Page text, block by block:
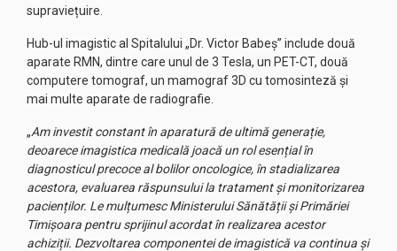
supraviețuire.
Hub-ul imagistic al Spitalului „Dr. Victor Babeș” include două
aparate RMN, dintre care unul de 3 Tesla, un PET-CT, două
computere tomograf, un mamograf 3D cu tomosinteză și
mai multe aparate de radiografie.
„Am investit constant în aparatură de ultimă generație,
deoarece imagistica medicală joacă un rol esențial în
diagnosticul precoce al bolilor oncologice, în stadializarea
acestora, evaluarea răspunsului la tratament și monitorizarea
pacienților. Le mulțumesc Ministerului Sănătății și Primăriei
Timișoara pentru sprijinul acordat în realizarea acestor
achiziții. Dezvoltarea componentei de imagistică va continua și